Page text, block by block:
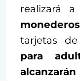
realizará
tarjetas
para